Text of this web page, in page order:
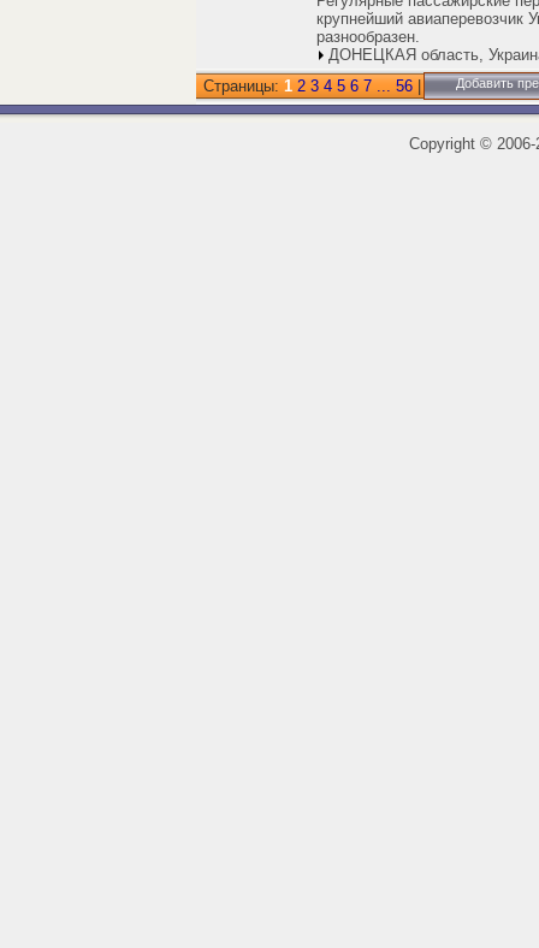
крупнейший авиаперевозчик
разнообразен.
ДОНЕЦКАЯ область,
Страницы: 1 2 3 4 5 6 7 ... 56 Добавить
Copyright ©